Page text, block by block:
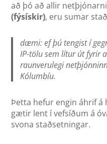
að þó að allir
(fýsískir), eru sumar
dæmi: ef þú tengist í
IP-tölu sem lítur út fyrir
raunverulegi
Kólumbíu.
Þetta hefur engin áhrif á
gætir lent í vefsíðum á
svona staðsetningar.